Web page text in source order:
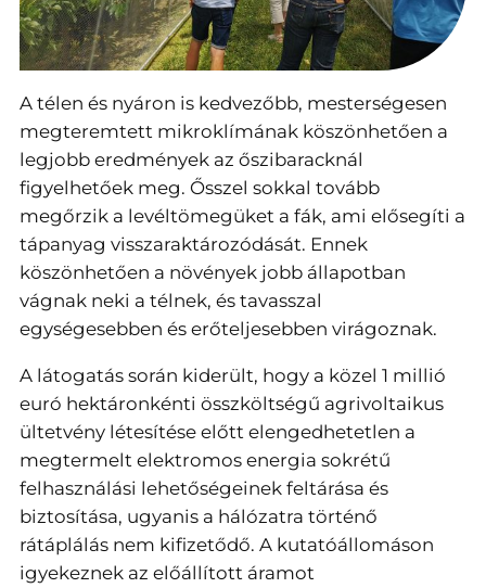
A télen és nyáron is kedvezőbb, mesterségesen
megteremtett mikroklímának köszönhetően a
legjobb eredmények az őszibaracknál
figyelhetőek meg. Ősszel sokkal tovább
megőrzik a levéltömegüket a fák, ami elősegíti a
tápanyag visszaraktározódását. Ennek
köszönhetően a növények jobb állapotban
vágnak neki a télnek, és tavasszal
egységesebben és erőteljesebben virágoznak.
A látogatás során kiderült, hogy a közel 1 millió
euró hektáronkénti összköltségű agrivoltaikus
ültetvény létesítése előtt elengedhetetlen a
megtermelt elektromos energia sokrétű
felhasználási lehetőségeinek feltárása és
biztosítása, ugyanis a hálózatra történő
rátáplálás nem kifizetődő. A kutatóállomáson
igyekeznek az előállított áramot